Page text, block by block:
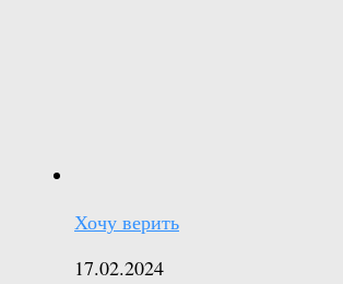
Хочу верить
17.02.2024